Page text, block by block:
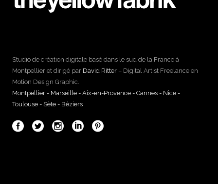
Studio de création digitale basé dans le sud de la France à
Montpellier et dirigé par David Ritter – Digital Artist Freelance en
Motion Design Graphic.
Montpellier - Marseille - Aix-en-Provence - Cannes - Nice -
Toulouse - Sète - Béziers